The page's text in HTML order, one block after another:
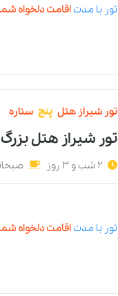
تور با مدتاقامت دلخواه
تور شیراز هتل پنج ستاره
تور شیراز هتل
2 شب و 3 روز
تور با مدتاقامت دلخواه